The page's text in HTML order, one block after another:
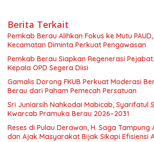
Berita Terkait
Pemkab Berau Alihkan Fokus ke Mutu
Kecamatan Diminta Perkuat Pengawasan
Pemkab Berau Siapkan Regenerasi
Kepala OPD Segera Diisi
Gamalis Dorong FKUB Perkuat Moderasi
Berau dari Paham Pemecah Persatuan
Sri Juniarsih Nahkodai Mabicab, Syarifatul
Kwarcab Pramuka Berau 2026–2031
Reses di Pulau Derawan, H. Saga Tampung
dan Ajak Masyarakat Bijak Sikapi Efisiensi